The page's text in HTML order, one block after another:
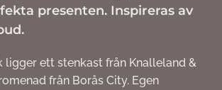
presenten. Inspireras av
ligger ett stenkast från Knalleland &
från Borås City. Egen